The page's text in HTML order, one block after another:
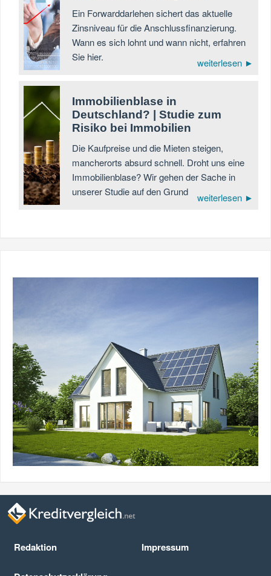
Ein Forwarddarlehen sichert das aktuelle
Zinsniveau für die Anschlussfinanzierung.
Wann es sich lohnt und wann nicht, erfahren
Sie hier.
weiterlesen ►
Immobilienblase in
Deutschland? | Studie zum
Risiko bei Immobilien
Die Kaufpreise und die Mieten steigen,
mancherorts absurd schnell. Droht uns eine
Immobilienblase? Wir gehen der Sache in
unserer Studie auf den Grund
weiterlesen ►
Redaktion Impressum